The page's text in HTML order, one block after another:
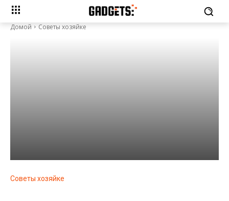
Домой Советы хозяйке
Советы хозяйке